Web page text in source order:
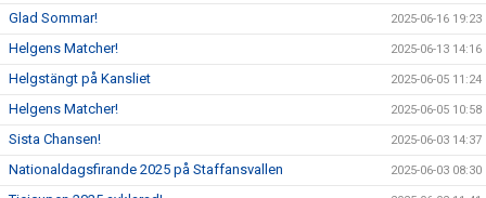
Glad Sommar! 2025-06-16 19:23
Helgens Matcher! 2025-06-13 14:16
Helgstängt på Kansliet 2025-06-05 11:24
Helgens Matcher! 2025-06-05 10:58
Sista Chansen! 2025-06-03 14:37
Nationaldagsfirande 2025 på Staffansvallen 2025-06-03 08:30